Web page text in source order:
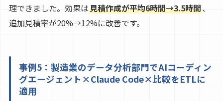
理できました。効果は見積作成が平均6時間→3.5時間、
追加見積率が20%→12%に改善です。
事例5：製造業のデータ分析部門でAIコーディン
グエージェント×Claude Code×比較をETLに
適用